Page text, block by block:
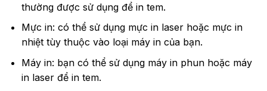
thường được sử dụng để in tem.
Mực in: có thể sử dụng mực in laser hoặc mực in
nhiệt tùy thuộc vào loại máy in của bạn.
Máy in: bạn có thể sử dụng máy in phun hoặc máy
in laser để in tem.